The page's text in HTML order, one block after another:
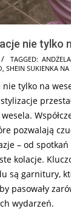
nie tylko
TAGGED: ANDŻELA
, SHEIN SUKIENKA NA
nie tylko na
pozwalają
– od
kolacje.
są garnitury,
pasowały
wydarzeń.